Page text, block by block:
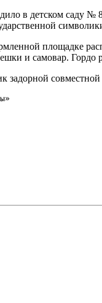
в детском саду №
площадке
и самовар. Гордо
задорной